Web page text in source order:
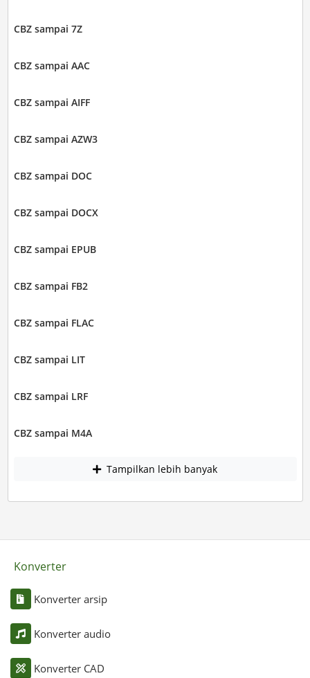
CBZ sampai 7Z
CBZ sampai AAC
CBZ sampai AIFF
CBZ sampai AZW3
CBZ sampai DOC
CBZ sampai DOCX
CBZ sampai EPUB
CBZ sampai FB2
CBZ sampai FLAC
CBZ sampai LIT
CBZ sampai LRF
CBZ sampai M4A
Tampilkan lebih banyak
Konverter
Konverter arsip
Konverter audio
Konverter CAD